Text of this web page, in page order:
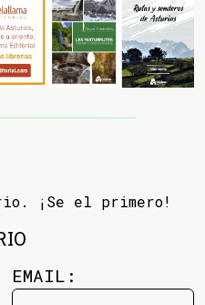
¡Se el primero!
EMAIL: